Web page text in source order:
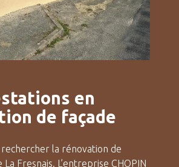
en
de façade
rechercher la rénovation de
Fresnais. L’entreprise CHOPIN